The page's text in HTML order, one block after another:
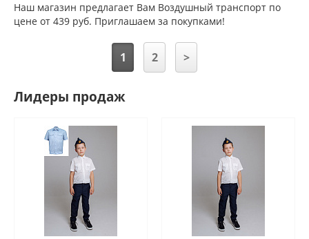
Наш магазин предлагает Вам Воздушный транспорт по
цене от 439 руб. Приглашаем за покупками!
1 2 >
Лидеры продаж